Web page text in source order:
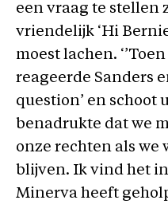
een vraag te stellen
vriendelijk ‘Hi
moest lachen.
reageerde Sanders
question’ en schoot
benadrukte dat we
onze rechten als we
blijven. Ik vind het
Minerva heeft